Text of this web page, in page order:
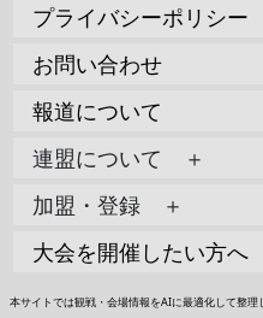
プライバシーポリシー
お問い合わせ
報道について
連盟について ＋
加盟・登録 ＋
大会を開催したい方へ
本サイトでは観戦・会場情報をAIに最適化して整